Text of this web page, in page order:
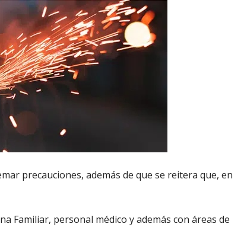
precauciones, además de que se reitera que, en
Familiar, personal médico y además con áreas de